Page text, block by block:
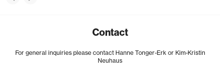
Contact
For general inquiries please contact Hanne Tonger-Erk or Kim-Kristin
Neuhaus